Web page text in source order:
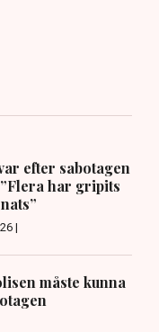
efter sabotagen
har gripits
|
måste kunna